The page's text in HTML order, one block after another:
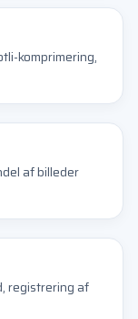
komprimering,
af billeder
registrering af